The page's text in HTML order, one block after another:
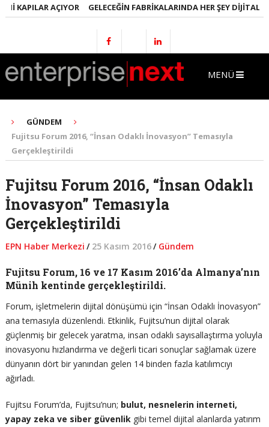
KAPILAR AÇIYOR GELECEĞIN FABRIKALARINDA HER ŞEY DIJITAL
MENÜ
GÜNDEM
Fujitsu Forum 2016, “İnsan Odaklı İnovasyon” Temasıyla
Gerçekleştirildi
Fujitsu Forum 2016, “İnsan Odaklı
İnovasyon” Temasıyla
Gerçekleştirildi
EPN Haber Merkezi / 25 Kasım 2016/ Gündem
Fujitsu Forum, 16 ve 17 Kasım 2016’da Almanya’nın
Münih kentinde gerçekleştirildi.
Forum, işletmelerin dijital dönüşümü için “İnsan Odaklı İnovasyon”
ana temasıyla düzenlendi. Etkinlik, Fujitsu’nun dijital olarak
güçlenmiş bir gelecek yaratma, insan odaklı sayısallaştırma yoluyla
inovasyonu hızlandırma ve değerli ticari sonuçlar sağlamak üzere
dünyanın dört bir yanından gelen 14 binden fazla katılımcıyı
ağırladı.
Fujitsu Forum’da, Fujitsu’nun; bulut, nesnelerin interneti,
yapay zeka ve siber güvenlik gibi temel dijital alanlarda yatırım